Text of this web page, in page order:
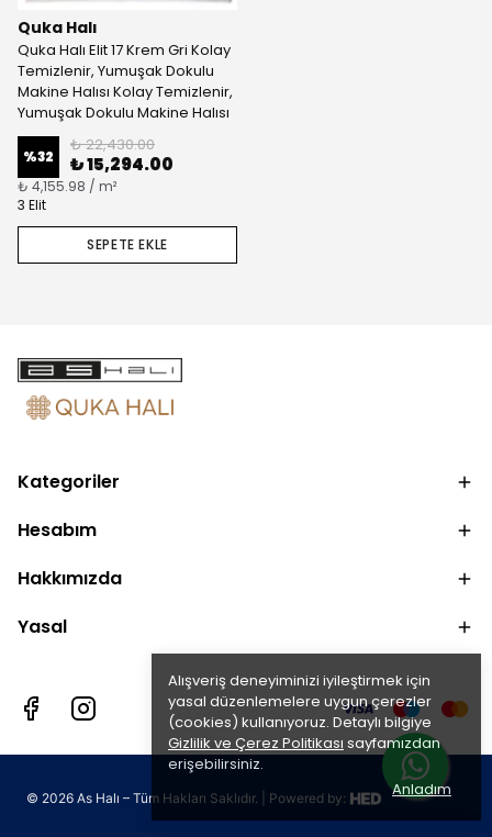
Alışveriş deneyiminizi iyileştirmek için
yasal düzenlemelere uygun çerezler
(cookies) kullanıyoruz. Detaylı bilgiye
Gizlilik ve Çerez Politikası sayfamızdan
erişebilirsiniz.
Anladım
Quka Halı
Quka Halı Elit 17 Krem Gri Kolay
Temizlenir, Yumuşak Dokulu
Makine Halısı Kolay Temizlenir,
Yumuşak Dokulu Makine Halısı
%32
₺ 22,430.00
₺ 15,294.00
₺ 4,155.98 / m²
3 Elit
SEPETE EKLE
Kategoriler
Hesabım
Hakkımızda
Yasal
© 2026 As Halı – Tüm Hakları Saklıdır. | Powered by: